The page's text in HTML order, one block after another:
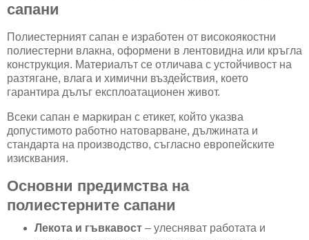
сапани
Полиестерният сапан е изработен от високоякостни
полиестерни влакна, оформени в лентовидна или кръгла
конструкция. Материалът се отличава с устойчивост на
разтягане, влага и химични въздействия, което
гарантира дълъг експлоатационен живот.
Всеки сапан е маркиран с етикет, който указва
допустимото работно натоварване, дължината и
стандарта на производство, съгласно европейските
изисквания.
Основни предимства на
полиестерните сапани
Лекота и гъвкавост– улесняват работата и